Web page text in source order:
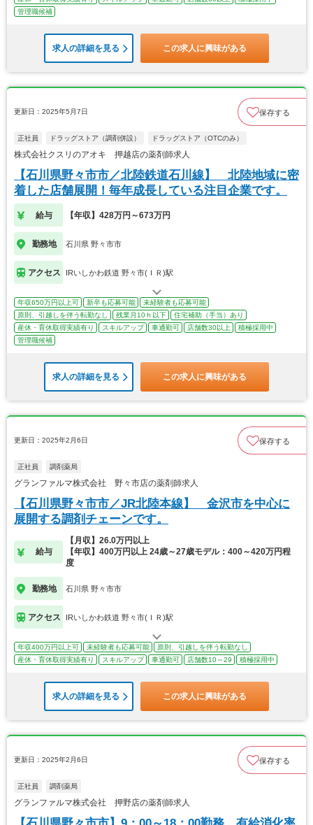
管理職候補
求人の詳細を見る この求人に興味がある
更新日：2025年5月7日 保存する
正社員 ドラッグストア（調剤併設） ドラッグストア（OTCのみ）
株式会社クスリのアオキ 押越店の薬剤師求人
【石川県野々市市／北陸鉄道石川線】 北陸地域に密
着した店舗展開！毎年成長している注目企業です。
給与 【年収】428万円～673万円
勤務地 石川県 野々市市
アクセス IRいしかわ鉄道 野々市(ＩＲ)駅
年収650万円以上可 新卒も応募可能
未経験者も応募可能
原則、引越しを伴う転勤なし
残業月10ｈ以下
住宅補助（手当）あり
産休・育休取得実績有り
スキルアップ 車通勤可 店舗数30以上
積極採用中
管理職候補
求人の詳細を見る この求人に興味がある
更新日：2025年2月6日 保存する
正社員 調剤薬局
グランファルマ株式会社 野々市店の薬剤師求人
【石川県野々市市／JR北陸本線】 金沢市を中心に
展開する調剤チェーンです。
給与
【月収】26.0万円以上
【年収】400万円以上 24歳～27歳モデル：400～420万円程
度
勤務地 石川県 野々市市
アクセス IRいしかわ鉄道 野々市(ＩＲ)駅
年収400万円以上可 未経験者も応募可能
原則、引越しを伴う転勤なし
産休・育休取得実績有り
スキルアップ 車通勤可 店舗数10～29 積極採用中
求人の詳細を見る この求人に興味がある
更新日：2025年2月6日 保存する
正社員 調剤薬局
グランファルマ株式会社 押野店の薬剤師求人